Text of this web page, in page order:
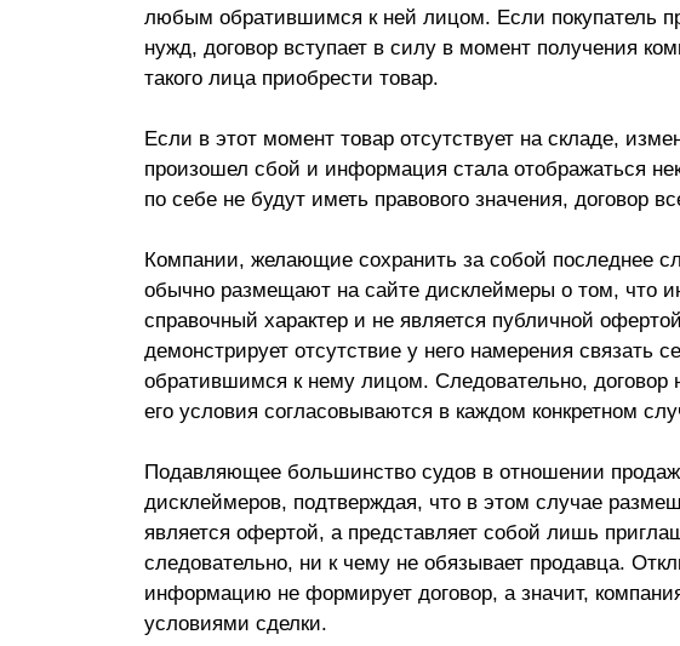
любым обратившимся к ней лицом. Если покупатель
нужд, договор вступает в силу в момент получения
такого лица приобрести товар.
Если в этот момент товар отсутствует на складе,
произошел сбой и информация стала отображаться
по себе не будут иметь правового значения, договор
Компании, желающие сохранить за собой последнее
обычно размещают на сайте дисклеймеры о том, что
справочный характер и не является публичной
демонстрирует отсутствие у него намерения связать
обратившимся к нему лицом. Следовательно, договор
его условия согласовываются в каждом конкретном
Подавляющее большинство судов в отношении
дисклеймеров, подтверждая, что в этом случае
является офертой, а представляет собой лишь
следовательно, ни к чему не обязывает продавца.
информацию не формирует договор, а значит,
условиями сделки.